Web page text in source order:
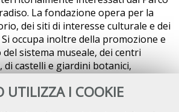
UTILIZZA I COOKIE
La fondazione opera per la
dei siti di interesse culturale e dei
occupa inoltre della promozione e
sistema museale, dei centri
castelli e giardini botanici,